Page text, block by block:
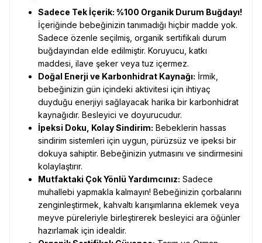
Sadece Tek İçerik: %100 Organik Durum Buğdayı!
İçeriğinde bebeğinizin tanımadığı hiçbir madde yok.
Sadece özenle seçilmiş, organik sertifikalı durum
buğdayından elde edilmiştir. Koruyucu, katkı
maddesi, ilave şeker veya tuz içermez.
Doğal Enerji ve Karbonhidrat Kaynağı: İrmik,
bebeğinizin gün içindeki aktivitesi için ihtiyaç
duyduğu enerjiyi sağlayacak harika bir karbonhidrat
kaynağıdır. Besleyici ve doyurucudur.
İpeksi Doku, Kolay Sindirim: Bebeklerin hassas
sindirim sistemleri için uygun, pürüzsüz ve ipeksi bir
dokuya sahiptir. Bebeğinizin yutmasını ve sindirmesini
kolaylaştırır.
Mutfaktaki Çok Yönlü Yardımcınız: Sadece
muhallebi yapmakla kalmayın! Bebeğinizin çorbalarını
zenginleştirmek, kahvaltı karışımlarına eklemek veya
meyve püreleriyle birleştirerek besleyici ara öğünler
hazırlamak için idealdir.